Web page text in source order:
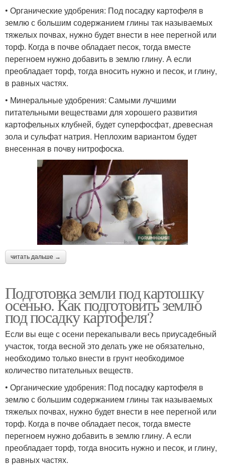
• Органические удобрения: Под посадку картофеля в
землю с большим содержанием глины так называемых
тяжелых почвах, нужно будет внести в нее перегной или
торф. Когда в почве обладает песок, тогда вместе
перегноем нужно добавить в землю глину. А если
преобладает торф, тогда вносить нужно и песок, и глину,
в равных частях.
• Минеральные удобрения: Самыми лучшими
питательными веществами для хорошего развития
картофельных клубней, будет суперфосфат, древесная
зола и сульфат натрия. Неплохим вариантом будет
внесенная в почву нитрофоска.
читать дальше →
Подготовка земли под картошку
осенью. Как подготовить землю
под посадку картофеля?
Если вы еще с осени перекапывали весь приусадебный
участок, тогда весной это делать уже не обязательно,
необходимо только внести в грунт необходимое
количество питательных веществ.
• Органические удобрения: Под посадку картофеля в
землю с большим содержанием глины так называемых
тяжелых почвах, нужно будет внести в нее перегной или
торф. Когда в почве обладает песок, тогда вместе
перегноем нужно добавить в землю глину. А если
преобладает торф, тогда вносить нужно и песок, и глину,
в равных частях.